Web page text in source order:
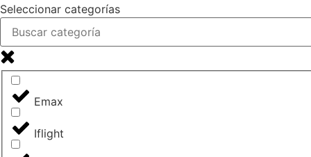
Seleccionar categorías
Emax
Iflight